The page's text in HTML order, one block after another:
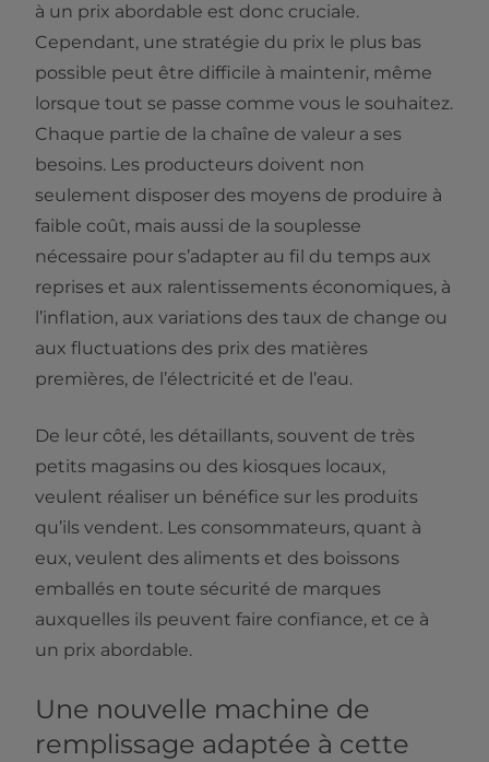
à un prix abordable est donc cruciale.
Cependant, une stratégie du prix le plus bas
possible peut être difficile à maintenir, même
lorsque tout se passe comme vous le souhaitez.
Chaque partie de la chaîne de valeur a ses
besoins. Les producteurs doivent non
seulement disposer des moyens de produire à
faible coût, mais aussi de la souplesse
nécessaire pour s’adapter au fil du temps aux
reprises et aux ralentissements économiques, à
l’inflation, aux variations des taux de change ou
aux fluctuations des prix des matières
premières, de l’électricité et de l’eau.
De leur côté, les détaillants, souvent de très
petits magasins ou des kiosques locaux,
veulent réaliser un bénéfice sur les produits
qu’ils vendent. Les consommateurs, quant à
eux, veulent des aliments et des boissons
emballés en toute sécurité de marques
auxquelles ils peuvent faire confiance, et ce à
un prix abordable.
Une nouvelle machine de
remplissage adaptée à cette